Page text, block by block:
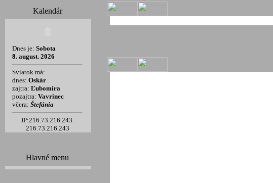
Kalendár
Dnes je: Sobota
8. august. 2026
Sviatok má:
dnes: Oskár
zajtra: Ľubomíra
pozajtra: Vavrinec
včera: Štefánia
IP:216.73.216.243.
216.73.216.243
Hlavné menu